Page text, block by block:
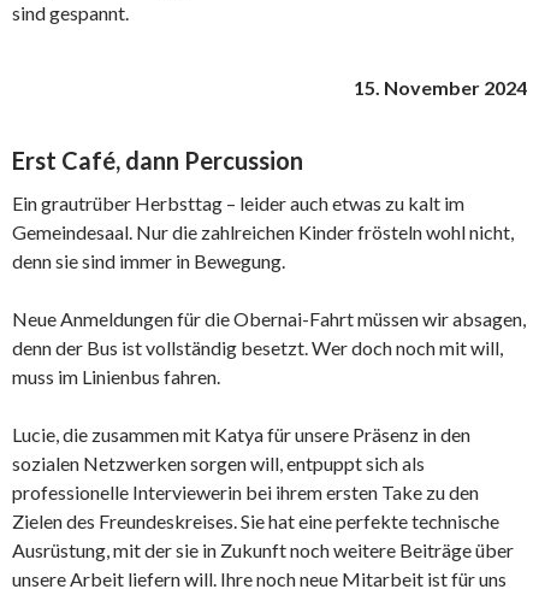
sind gespannt.
15. November 2024
Erst Café, dann Percussion
Ein grautrüber Herbsttag – leider auch etwas zu kalt im
Gemeindesaal. Nur die zahlreichen Kinder frösteln wohl nicht,
denn sie sind immer in Bewegung.
Neue Anmeldungen für die Obernai-Fahrt müssen wir absagen,
denn der Bus ist vollständig besetzt. Wer doch noch mit will,
muss im Linienbus fahren.
Lucie, die zusammen mit Katya für unsere Präsenz in den
sozialen Netzwerken sorgen will, entpuppt sich als
professionelle Interviewerin bei ihrem ersten Take zu den
Zielen des Freundeskreises. Sie hat eine perfekte technische
Ausrüstung, mit der sie in Zukunft noch weitere Beiträge über
unsere Arbeit liefern will. Ihre noch neue Mitarbeit ist für uns